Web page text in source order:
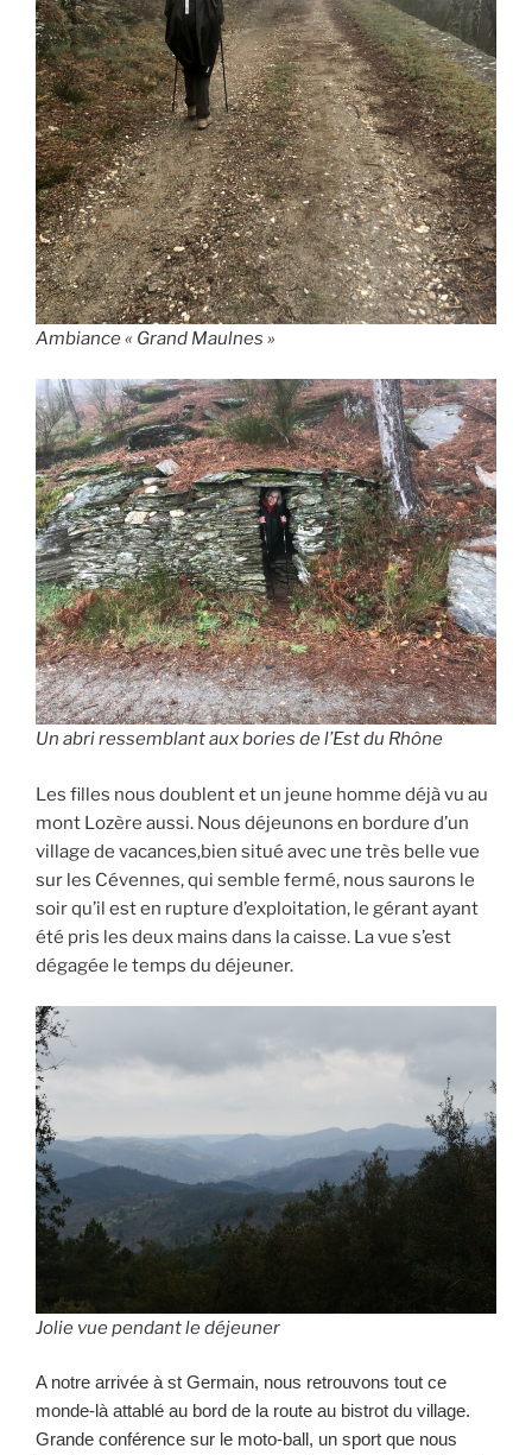
Ambiance « Grand Maulnes »
Un abri ressemblant aux bories de l’Est du Rhône
Les filles nous doublent et un jeune homme déjà vu au
mont Lozère aussi. Nous déjeunons en bordure d’un
village de vacances,bien situé avec une très belle vue
sur les Cévennes, qui semble fermé, nous saurons le
soir qu’il est en rupture d’exploitation, le gérant ayant
été pris les deux mains dans la caisse. La vue s’est
dégagée le temps du déjeuner.
Jolie vue pendant le déjeuner
A notre arrivée à st Germain, nous retrouvons tout ce
monde-là attablé au bord de la route au bistrot du village.
Grande conférence sur le moto-ball, un sport que nous